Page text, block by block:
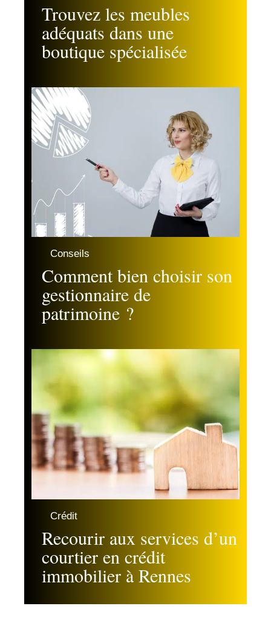
Trouvez les meubles
adéquats dans une
boutique spécialisée
Conseils
Comment bien choisir son
gestionnaire de
patrimoine ?
Crédit
Recourir aux services d’un
courtier en crédit
immobilier à Rennes